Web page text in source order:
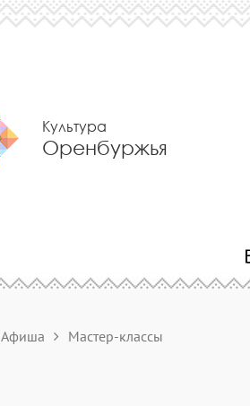
Культура
Оренбуржья
Афиша Мастер-классы